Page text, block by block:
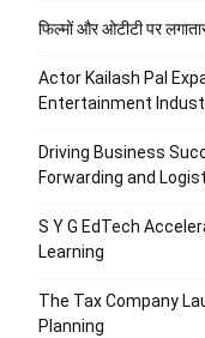
फिल्मों और ओटीटी पर
Actor Kailash Pal
Entertainment
Driving Business
Forwarding and
S Y G EdTech
Learning
The Tax Company
Planning